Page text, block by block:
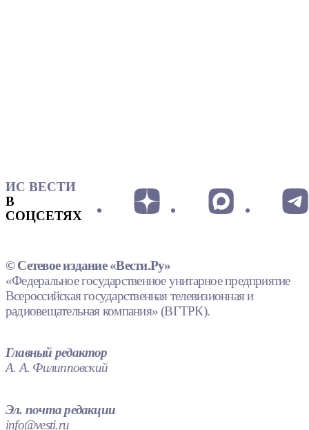
ИС ВЕСТИ
В
СОЦСЕТЯХ
© Сетевое издание «Вести.Ру»
«Федеральное государственное унитарное предприятие
Всероссийская государственная телевизионная и
радиовещательная компания» (ВГТРК).
Главный редактор
А. А. Филипповский
Эл. почта редакции
info@vesti.ru